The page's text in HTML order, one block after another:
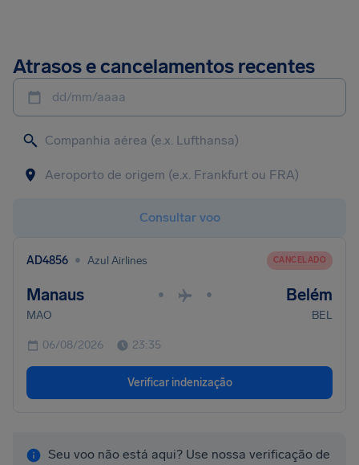
Atrasos e cancelamentos recentes
dd/mm/aaaa
Consultar voo
AD4856 • Azul Airlines CANCELADO
Manaus • • Belém
MAO BEL
06/08/2026 23:35
Verificar indenização
Seu voo não está aqui? Use nossa verificação de